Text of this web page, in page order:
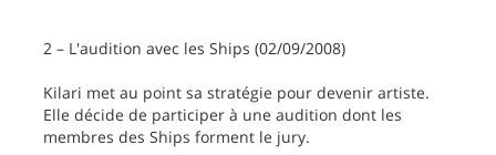
2 – L'audition avec les Ships (02/09/2008)
Kilari met au point sa stratégie pour devenir artiste.
Elle décide de participer à une audition dont les
membres des Ships forment le jury.